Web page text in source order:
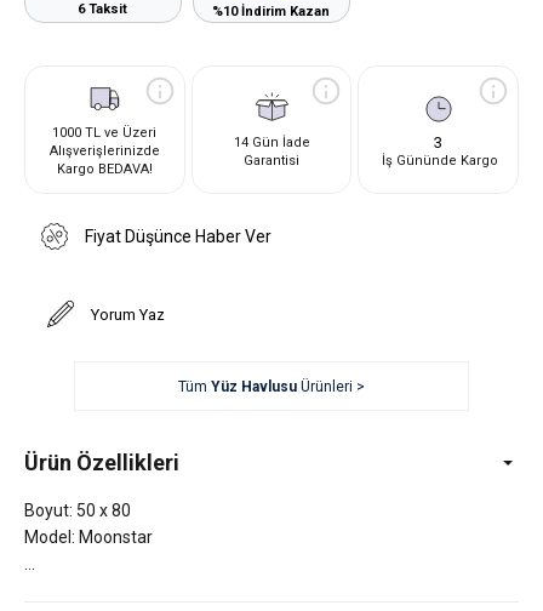
6 Taksit
%10 İndirim Kazan
1000 TL ve Üzeri
Alışverişlerinizde
Kargo BEDAVA!
14 Gün İade
Garantisi
3
İş Gününde Kargo
Fiyat Düşünce Haber Ver
Yorum Yaz
Tüm Yüz HavlusuÜrünleri >
Ürün Özellikleri
Boyut: 50 x 80
Model: Moonstar